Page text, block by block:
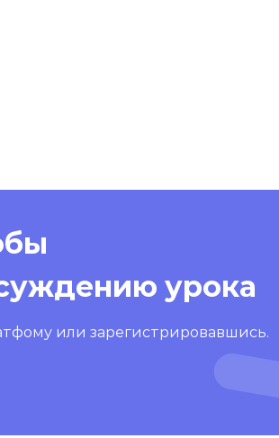
урока
или зарегистрировавшись.